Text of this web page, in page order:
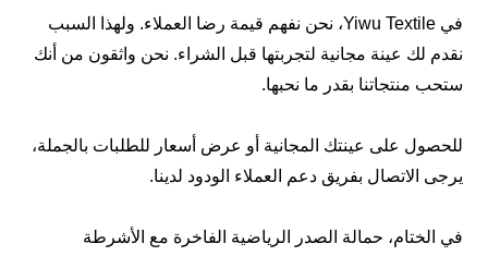
في Yiwu Textile، نحن نفهم قيمة رضا العملاء. ولهذا السبب
نقدم لك عينة مجانية لتجربتها قبل الشراء. نحن واثقون من أنك
ستحب منتجاتنا بقدر ما نحبها.
للحصول على عينتك المجانية أو عرض أسعار للطلبات بالجملة،
يرجى الاتصال بفريق دعم العملاء الودود لدينا.
في الختام، حمالة الصدر الرياضية الفاخرة مع الأشرطة